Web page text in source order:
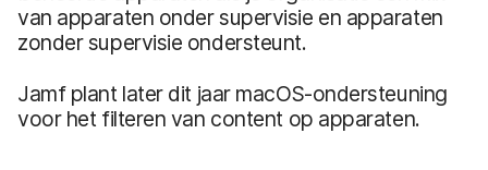
van apparaten onder supervisie en apparaten
zonder supervisie ondersteunt.
Jamf plant later dit jaar macOS-ondersteuning
voor het filteren van content op apparaten.